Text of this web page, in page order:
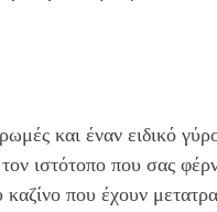
και έναν ειδικό
ιστότοπο που σας
που έχουν